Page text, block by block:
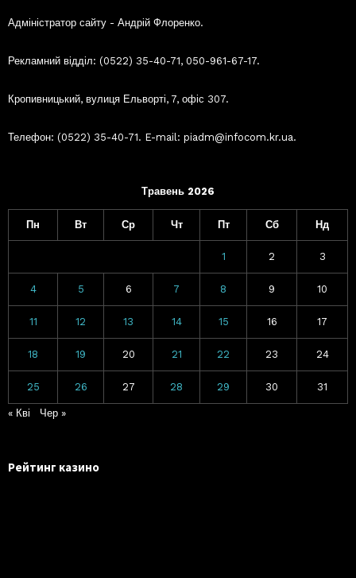
Адміністратор сайту - Андрій Флоренко.
Рекламний відділ: (0522) 35-40-71, 050-961-67-17.
Кропивницький, вулиця Ельворті, 7, офіс 307.
Телефон: (0522) 35-40-71. E-mail: piadm@infocom.kr.ua.
Травень 2026
Пн Вт Ср Чт Пт Сб Нд
1 2 3
4 5 6 7 8 9 10
11 12 13 14 15 16 17
18 19 20 21 22 23 24
25 26 27 28 29 30 31
« Кві Чер »
Рейтинг казино